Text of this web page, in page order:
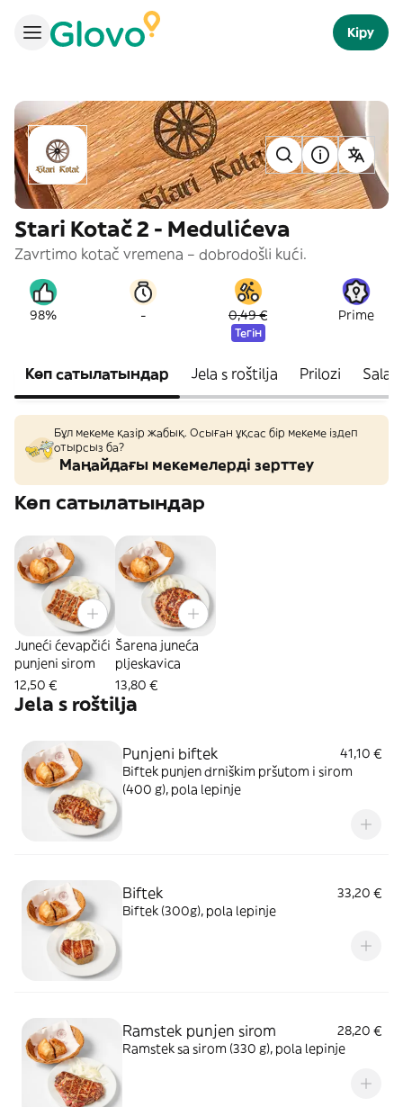
Кіру
Stari Kotač 2 - Medulićeva
Zavrtimo kotač vremena – dobrodošli kući.
98% - 0,49 €
Тегін
Prime
Көп сатылатындар Jela s roštilja Prilozi
Бұл мекеме қазір жабық. Осыған ұқсас бір мекеме іздеп
отырсыз ба?
Маңайдағы мекемелерді зерттеу
Көп сатылатындар
Juneći ćevapčići
punjeni sirom
12,50 €
Šarena juneća
pljeskavica
13,80 €
Jela s roštilja
Punjeni biftek
41,10 €
Biftek punjen drniškim pršutom i sirom
(400 g), pola lepinje
Biftek
33,20 €
Biftek (300g), pola lepinje
Ramstek punjen sirom
28,20 €
Ramstek sa sirom (330 g), pola lepinje